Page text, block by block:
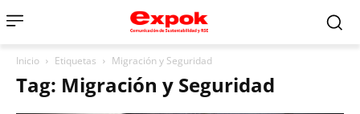
Inicio Etiquetas Migración y Seguridad
Tag: Migración y Seguridad